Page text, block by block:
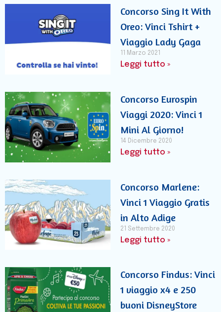
Concorso Sing It With
Oreo: Vinci Tshirt +
Viaggio Lady Gaga
11 Marzo 2021
Leggi tutto »
Concorso Eurospin
Viaggi 2020: Vinci 1
Mini Al Giorno!
14 Dicembre 2020
Leggi tutto »
Concorso Marlene:
Vinci 1 Viaggio Gratis
in Alto Adige
21 Settembre 2020
Leggi tutto »
Concorso Findus: Vinci
1 viaggio x4 e 250
buoni DisneyStore